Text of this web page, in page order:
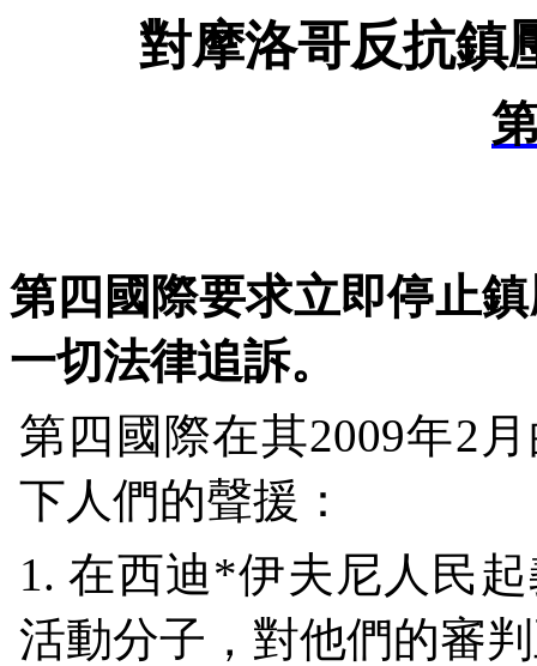
對摩洛哥反抗鎮
第四國際要求立即停止
一切法律追訴。
第四國際在其2009年2
下人們的聲援：
1.在西迪*伊夫尼人民
活動分子，對他們的審